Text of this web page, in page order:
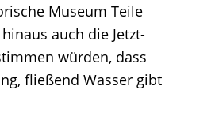
Museum Teile
auch die Jetzt-
würden, dass
fließend Wasser gibt